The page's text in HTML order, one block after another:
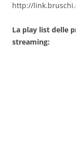
http://
La play list delle
streaming: